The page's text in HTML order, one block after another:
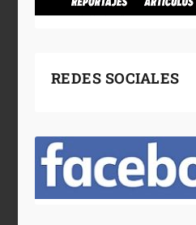
REDES SOCIALES